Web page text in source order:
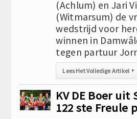
(Achlum) en Jari
(Witmarsum) de
wedstrijd voor
winnen in
tegen partuur
Lees Het Volledige Artikel ▸
KV DE Boer
122 ste Freule